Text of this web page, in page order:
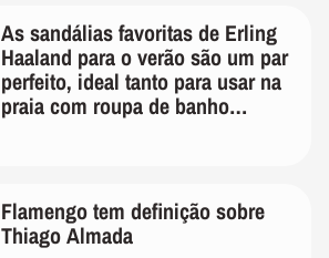
As sandálias favoritas de Erling
Haaland para o verão são um par
perfeito, ideal tanto para usar na
praia com roupa de banho
Flamengo tem definição sobre
Thiago Almada